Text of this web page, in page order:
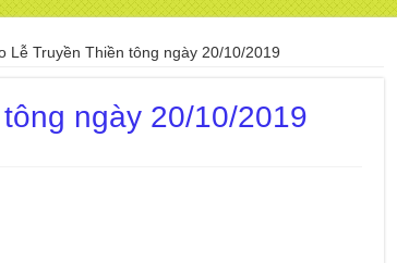
Lễ Truyền Thiền tông ngày 20/10/2019
ngày 20/10/2019